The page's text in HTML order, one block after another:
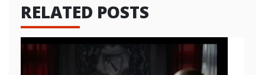
RELATED POSTS